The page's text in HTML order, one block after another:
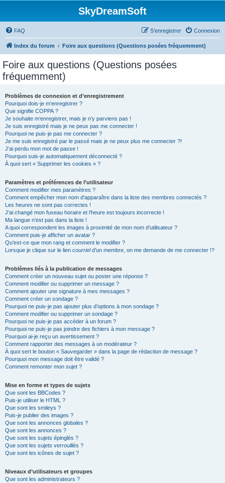
SkyDreamSoft
FAQ Connexion
S’enregistrer
Index du forum Foire aux questions (Questions posées fréquemment)
Foire aux questions (Questions posées
fréquemment)
Problèmes de connexion et d’enregistrement
Pourquoi dois-je m’enregistrer ?
Que signifie COPPA ?
Je souhaite m’enregistrer, mais je n’y parviens pas !
Je suis enregistré mais je ne peux pas me connecter !
Pourquoi ne puis-je pas me connecter ?
Je me suis enregistré par le passé mais je ne peux plus me connecter ?!
J’ai perdu mon mot de passe !
Pourquoi suis-je automatiquement déconnecté ?
À quoi sert « Supprimer les cookies » ?
Paramètres et préférences de l’utilisateur
Comment modifier mes paramètres ?
Comment empêcher mon nom d’apparaître dans la liste des membres connectés ?
Les heures ne sont pas correctes !
J’ai changé mon fuseau horaire et l’heure est toujours incorrecte !
Ma langue n’est pas dans la liste !
A quoi correspondent les images à proximité de mon nom d’utilisateur ?
Comment puis-je afficher un avatar ?
Qu’est-ce que mon rang et comment le modifier ?
Lorsque je clique sur le lien courrield’un membre, on me demande de me connecter !?
Problèmes liés à la publication de messages
Comment créer un nouveau sujet ou poster une réponse ?
Comment modifier ou supprimer un message ?
Comment ajouter une signature à mes messages ?
Comment créer un sondage ?
Pourquoi ne puis-je pas ajouter plus d’options à mon sondage ?
Comment modifier ou supprimer un sondage ?
Pourquoi ne puis-je pas accéder à un forum ?
Pourquoi ne puis-je pas joindre des fichiers à mon message ?
Pourquoi ai-je reçu un avertissement ?
Comment rapporter des messages à un modérateur ?
À quoi sert le bouton « Sauvegarder » dans la page de rédaction de message ?
Pourquoi mon message doit être validé ?
Comment remonter mon sujet ?
Mise en forme et types de sujets
Que sont les BBCodes ?
Puis-je utiliser le HTML ?
Que sont les smileys ?
Puis-je publier des images ?
Que sont les annonces globales ?
Que sont les annonces ?
Que sont les sujets épinglés ?
Que sont les sujets verrouillés ?
Que sont les icônes de sujet ?
Niveaux d’utilisateurs et groupes
Que sont les administrateurs ?